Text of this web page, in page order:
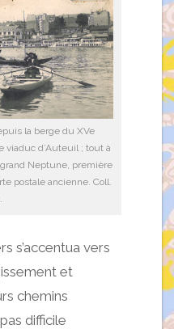
la berge du XVe
viaduc d’Auteuil ; tout à
Neptune, première
postale ancienne. Coll.
s’accentua vers
et
chemins
difficile